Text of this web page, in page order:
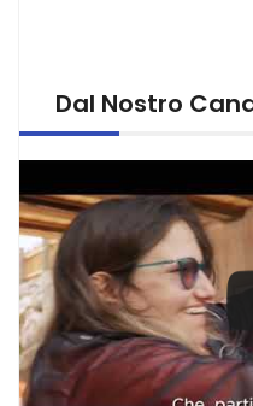
Dal Nostro